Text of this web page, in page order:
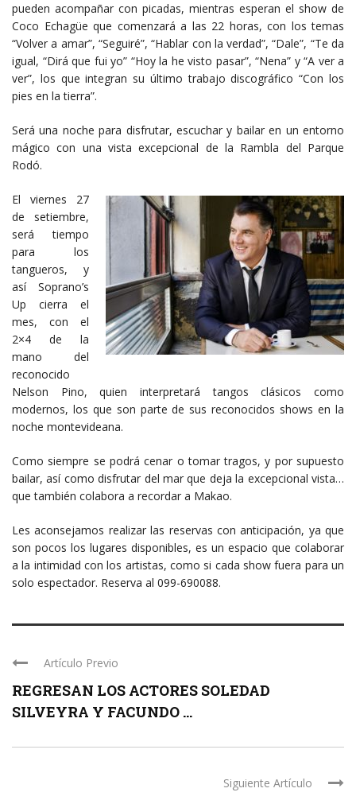
pueden acompañar con picadas, mientras esperan el show de
Coco Echagüe que comenzará a las 22 horas, con los temas
“Volver a amar”, “Seguiré”, “Hablar con la verdad”, “Dale”, “Te da
igual, “Dirá que fui yo” “Hoy la he visto pasar”, “Nena” y “A ver a
ver”, los que integran su último trabajo discográfico “Con los
pies en la tierra”.
Será una noche para disfrutar, escuchar y bailar en un entorno
mágico con una vista excepcional de la Rambla del Parque
Rodó.
El viernes 27
de setiembre,
será tiempo
para los
tangueros, y
así Soprano’s
Up cierra el
mes, con el
2×4 de la
mano del
reconocido
Nelson Pino, quien interpretará tangos clásicos como
modernos, los que son parte de sus reconocidos shows en la
noche montevideana.
Como siempre se podrá cenar o tomar tragos, y por supuesto
bailar, así como disfrutar del mar que deja la excepcional vista…
que también colabora a recordar a Makao.
Les aconsejamos realizar las reservas con anticipación, ya que
son pocos los lugares disponibles, es un espacio que colaborar
a la intimidad con los artistas, como si cada show fuera para un
solo espectador. Reserva al 099-690088.
Artículo Previo
REGRESAN LOS ACTORES SOLEDAD
SILVEYRA Y FACUNDO ...
Siguiente Artículo